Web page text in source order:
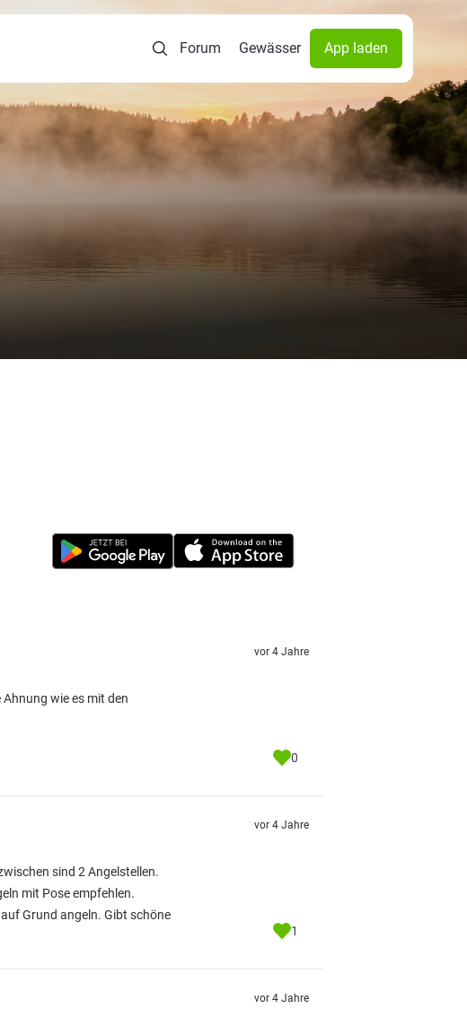
Forum Gewässer App laden
wie es mit den
vor 4 Jahre
0
sind 2 Angelstellen.
mit Pose empfehlen.
Grund angeln. Gibt schöne
vor 4 Jahre
1
vor 4 Jahre